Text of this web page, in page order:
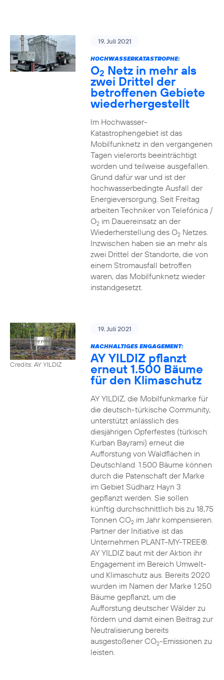
19. Juli 2021
HOCHWASSERKATASTROPHE:
O2 Netz in mehr als
zwei Drittel der
betroffenen Gebiete
wiederhergestellt
Im Hochwasser-
Katastrophengebiet ist das
Mobilfunknetz in den vergangenen
Tagen vielerorts beeinträchtigt
worden und teilweise ausgefallen.
Grund dafür war und ist der
hochwasserbedingte Ausfall der
Energieversorgung. Seit Freitag
arbeiten Techniker von Telefónica /
O2im Dauereinsatz an der
Wiederherstellung des O2Netzes.
Inzwischen haben sie an mehr als
zwei Drittel der Standorte, die von
einem Stromausfall betroffen
waren, das Mobilfunknetz wieder
instandgesetzt.
Credits: AY YILDIZ
19. Juli 2021
NACHHALTIGES ENGAGEMENT:
AY YILDIZ pflanzt
erneut 1.500 Bäume
für den Klimaschutz
AY YILDIZ, die Mobilfunkmarke für
die deutsch-türkische Community,
unterstützt anlässlich des
diesjährigen Opferfestes (türkisch:
Kurban Bayrami) erneut die
Aufforstung von Waldflächen in
Deutschland. 1.500 Bäume können
durch die Patenschaft der Marke
im Gebiet Südharz Hayn 3
gepflanzt werden. Sie sollen
künftig durchschnittlich bis zu 18,75
Tonnen CO2im Jahr kompensieren.
Partner der Initiative ist das
Unternehmen PLANT-MY-TREE®.
AY YILDIZ baut mit der Aktion ihr
Engagement im Bereich Umwelt-
und Klimaschutz aus. Bereits 2020
wurden im Namen der Marke 1.250
Bäume gepflanzt, um die
Aufforstung deutscher Wälder zu
fördern und damit einen Beitrag zur
Neutralisierung bereits
ausgestoßener CO2-Emissionen zu
leisten.